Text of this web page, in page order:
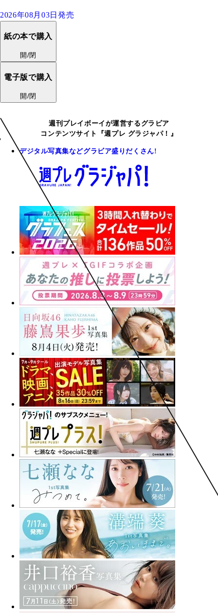
2026年08月03日発売
紙の本で購入
開/閉
電子版で購入
開/閉
週刊プレイボーイが運営するグラビア
コンテンツサイト『週プレ グラジャパ！』
デジタル写真集などグラビア盛りだくさん!